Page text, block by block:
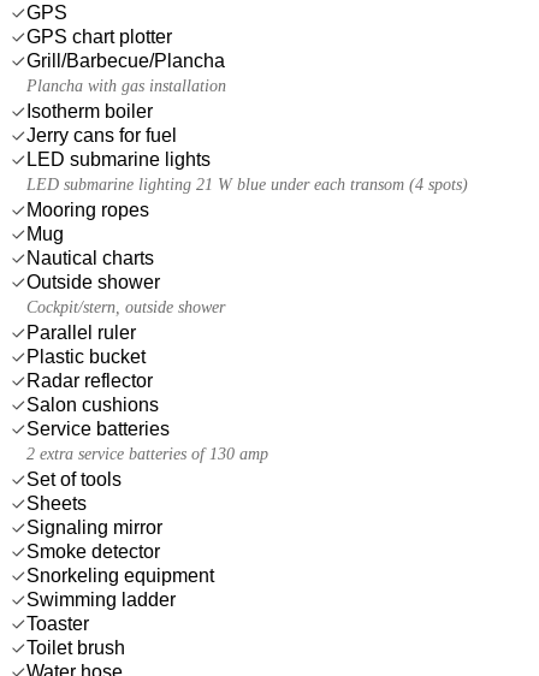
GPS
GPS chart plotter
Grill/Barbecue/Plancha
Plancha with gas installation
Isotherm boiler
Jerry cans for fuel
LED submarine lights
LED submarine lighting 21 W blue under each transom (4 spots)
Mooring ropes
Mug
Nautical charts
Outside shower
Cockpit/stern, outside shower
Parallel ruler
Plastic bucket
Radar reflector
Salon cushions
Service batteries
2 extra service batteries of 130 amp
Set of tools
Sheets
Signaling mirror
Smoke detector
Snorkeling equipment
Swimming ladder
Toaster
Toilet brush
Water hose